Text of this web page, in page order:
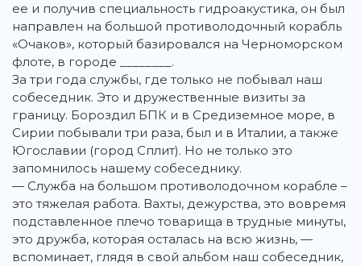
ее и получив специальность гидроакустика, он был
направлен на большой противолодочный корабль
«Очаков», который базировался на Черноморском
флоте, в городе ________.
За три года службы, где только не побывал наш
собеседник. Это и дружественные визиты за
границу. Бороздил БПК и в Средиземное море, в
Сирии побывали три раза, был и в Италии, а также
Югославии (город Сплит). Но не только это
запомнилось нашему собеседнику.
— Служба на большом противолодочном корабле –
это тяжелая работа. Вахты, дежурства, это вовремя
подставленное плечо товарища в трудные минуты,
это дружба, которая осталась на всю жизнь, —
вспоминает, глядя в свой альбом наш собеседник,